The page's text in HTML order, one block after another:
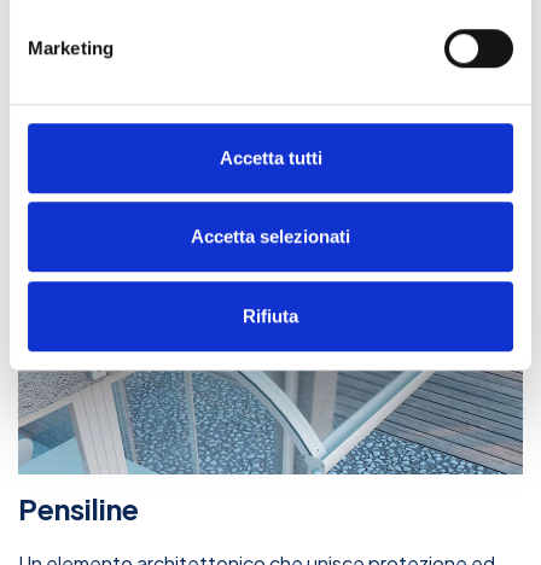
Marketing
Accetta tutti
Accetta selezionati
Rifiuta
la luminosità, combinando design moderno e flessibilità.
Pensiline